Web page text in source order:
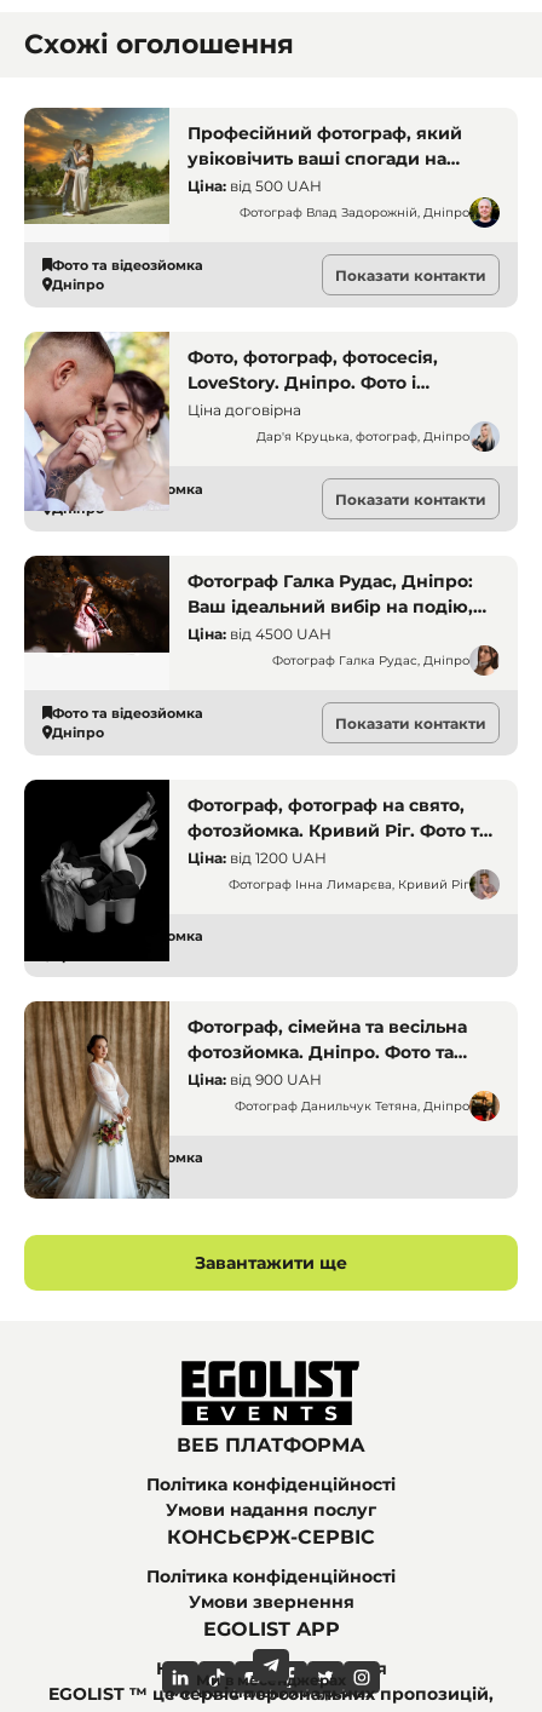
Схожі оголошення
Професійний фотограф, який
увіковічить ваші спогади на
фото. Фотограф Влад
Задорожній. Дніпро.
Ціна: від 500 UAH
Фотограф Влад Задорожній, Дніпро
Фото та відеозйомка
Дніпро
Показати контакти
Фото, фотограф, фотосесія,
LoveStory. Дніпро. Фото і
відеозйомка
Ціна договірна
Дар'я Круцька, фотограф, Дніпро
Фото та відеозйомка
Дніпро
Показати контакти
Фотограф Галка Рудас, Дніпро:
Ваш ідеальний вибір на подію,
яку хочеться запам'ятати
Ціна: від 4500 UAH
Фотограф Галка Рудас, Дніпро
Фото та відеозйомка
Дніпро
Показати контакти
Фотограф, фотограф на свято,
фотозйомка. Кривий Ріг. Фото та
відео
Ціна: від 1200 UAH
Фотограф Інна Лимарєва, Кривий Ріг
Фото та відеозйомка
Фотограф, сімейна та весільна
фотозйомка. Дніпро. Фото та
відео
Ціна: від 900 UAH
Фотограф Данильчук Тетяна, Дніпро
Фото та відеозйомка
Дніпро
Завантажити ще
ВЕБ ПЛАТФОРМА
Політика конфіденційності
Умови надання послуг
КОНСЬЄРЖ-СЕРВІС
Політика конфіденційності
Умови звернення
EGOLIST APP
Найпоширеніші питання
Ми в соціальних мережах
Ми в месенджерах
EGOLIST ™ це сервіс персональних пропозицій,